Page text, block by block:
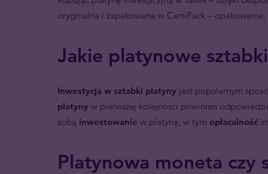
oryginalna i zapakowana w CertiPack –
Jakie platynowe
Inwestycja w sztabki platyny jest popularnym
platyny w pierwszej kolejności powinien
sobą inwestowanie w platynę, w tym opłacalność
Platynowa moneta czy